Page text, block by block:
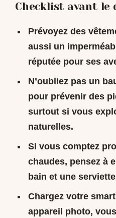
Checklist avant le
Prévoyez des
aussi un
réputée pour ses
N’oubliez pas un
pour prévenir des
surtout si vous
naturelles.
Si vous comptez
chaudes, pensez à
bain et une
Chargez votre
appareil photo,